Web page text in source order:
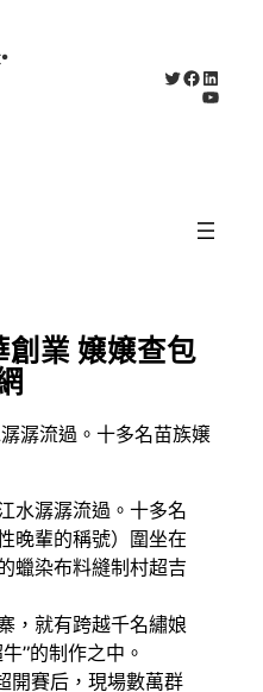
•
X Facebook
創業 嬢嬢查包
潺流過。十多名苗族嬢
水潺潺流過。十多名
晚輩的稱號）圍坐在
蠟染布料縫制村超吉
就有跨越千名繡娘
”的制作之中。
賽后，現場數萬群